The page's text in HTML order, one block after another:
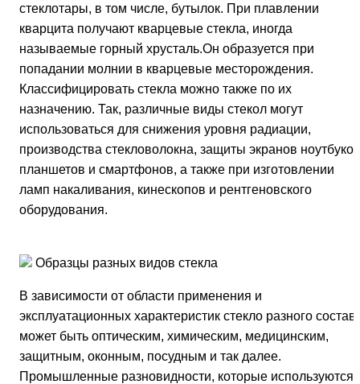
стеклотары, в том числе, бутылок. При плавлении
кварцита получают кварцевые стекла, иногда
называемые горный хрусталь.Он образуется при
попадании молнии в кварцевые месторождения.
Классифицировать стекла можно также по их
назначению. Так, различные виды стекол могут
использоваться для снижения уровня радиации,
производства стекловолокна, защиты экранов
планшетов и смартфонов, а также при изготовлении
ламп накаливания, кинескопов и рентгеновского
оборудования.
Образцы разных видов стекла
В зависимости от области применения и
эксплуатационных характеристик стекло разного
может быть оптическим, химическим, медицинским,
защитным, оконным, посудным и так далее.
Промышленные разновидности, которые используются